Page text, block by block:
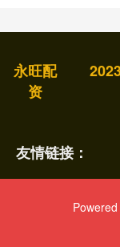
永旺配
资
友情链接：